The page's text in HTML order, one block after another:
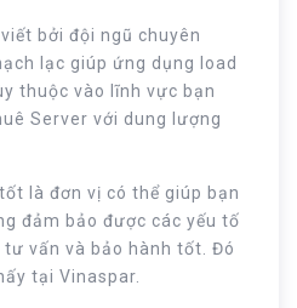
bởi đội ngũ chuyên
lạc giúp ứng dụng load
thuộc vào lĩnh vực bạn
Server với dung lượng
là đơn vị có thể giúp bạn
đảm bảo được các yếu tố
vấn và bảo hành tốt. Đó
tại Vinaspar.